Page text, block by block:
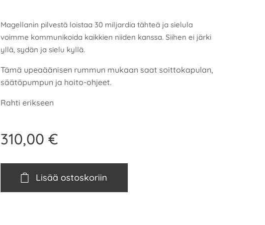
Magellanin pilvestä loistaa 30 miljardia tähteä ja sielula
voimme kommunikoida kaikkien niiden kanssa. Siihen ei järki
yllä, sydän ja sielu kyllä.
Tämä upeaäänisen rummun mukaan saat soittokapulan,
säätöpumpun ja hoito-ohjeet.
Rahti erikseen
310,00 €
Lisää ostoskoriin